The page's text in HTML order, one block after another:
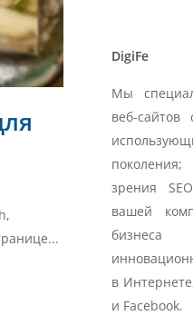
DigiFe
Мы
веб-
зрения
вашей
в
и Facebook.